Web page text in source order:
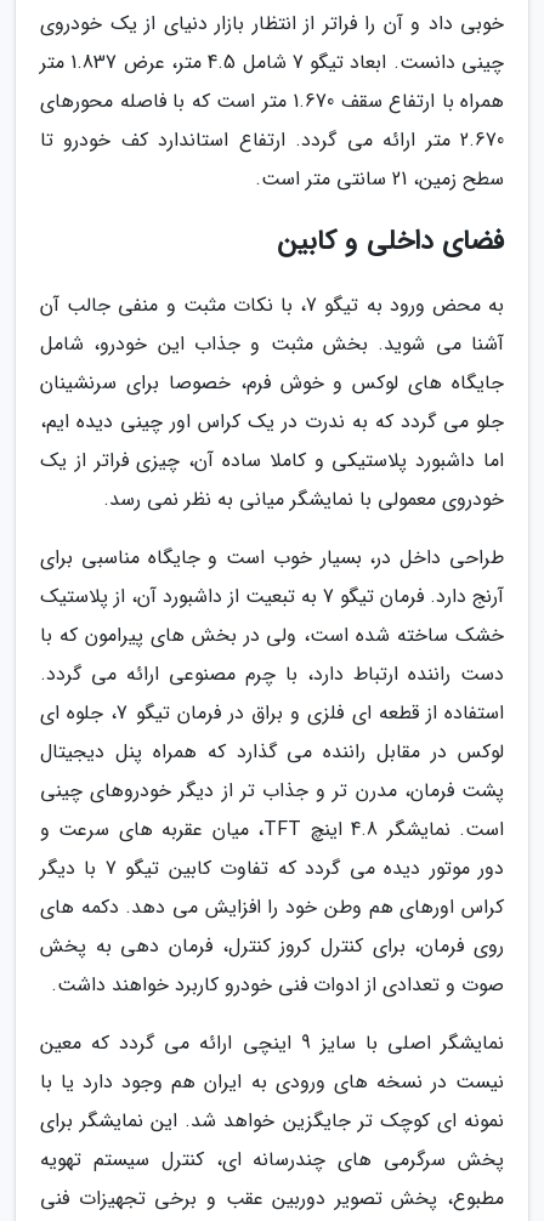
خوبی داد و آن را فراتر از انتظار بازار دنیای از یک خودروی
چینی دانست. ابعاد تیگو 7 شامل 4.5 متر، عرض 1.837 متر
همراه با ارتفاع سقف 1.670 متر است که با فاصله محورهای
2.670 متر ارائه می گردد. ارتفاع استاندارد کف خودرو تا
سطح زمین، 21 سانتی متر است.
فضای داخلی و کابین
به محض ورود به تیگو 7، با نکات مثبت و منفی جالب آن
آشنا می شوید. بخش مثبت و جذاب این خودرو، شامل
جایگاه های لوکس و خوش فرم، خصوصا برای سرنشینان
جلو می گردد که به ندرت در یک کراس اور چینی دیده ایم،
اما داشبورد پلاستیکی و کاملا ساده آن، چیزی فراتر از یک
خودروی معمولی با نمایشگر میانی به نظر نمی رسد.
طراحی داخل در، بسیار خوب است و جایگاه مناسبی برای
آرنج دارد. فرمان تیگو 7 به تبعیت از داشبورد آن، از پلاستیک
خشک ساخته شده است، ولی در بخش های پیرامون که با
دست راننده ارتباط دارد، با چرم مصنوعی ارائه می گردد.
استفاده از قطعه ای فلزی و براق در فرمان تیگو 7، جلوه ای
لوکس در مقابل راننده می گذارد که همراه پنل دیجیتال
پشت فرمان، مدرن تر و جذاب تر از دیگر خودروهای چینی
است. نمایشگر 4.8 اینچ TFT، میان عقربه های سرعت و
دور موتور دیده می گردد که تفاوت کابین تیگو 7 با دیگر
کراس اورهای هم وطن خود را افزایش می دهد. دکمه های
روی فرمان، برای کنترل کروز کنترل، فرمان دهی به پخش
صوت و تعدادی از ادوات فنی خودرو کاربرد خواهند داشت.
نمایشگر اصلی با سایز 9 اینچی ارائه می گردد که معین
نیست در نسخه های ورودی به ایران هم وجود دارد یا با
نمونه ای کوچک تر جایگزین خواهد شد. این نمایشگر برای
پخش سرگرمی های چندرسانه ای، کنترل سیستم تهویه
مطبوع، پخش تصویر دوربین عقب و برخی تجهیزات فنی